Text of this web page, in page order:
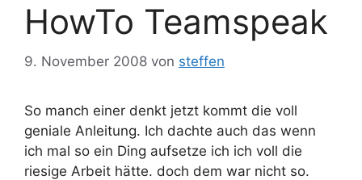
HowTo Teamspeak
9. November 2008 von steffen
So manch einer denkt jetzt kommt die voll
geniale Anleitung. Ich dachte auch das wenn
ich mal so ein Ding aufsetze ich ich voll die
riesige Arbeit hätte. doch dem war nicht so.